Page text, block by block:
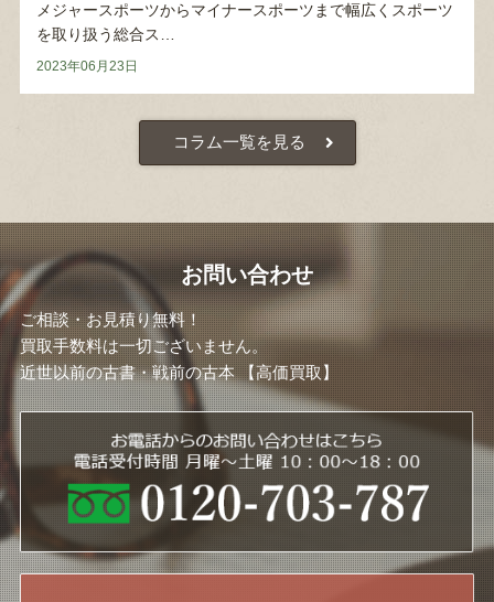
メジャースポーツからマイナースポーツまで幅広くスポーツ
を取り扱う総合ス…
2023年06月23日
コラム一覧を見る
お問い合わせ
ご相談・お見積り無料！
買取手数料は一切ございません。
近世以前の古書・戦前の古本 【高価買取】